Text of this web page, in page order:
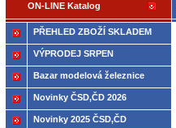
PŘEHLED ZBOŽÍ SKLADEM
VÝPRODEJ SRPEN
Bazar modelová železnice
Novinky ČSD,ČD 2026
Novinky 2025 ČSD,ČD
ON-LINE Katalog